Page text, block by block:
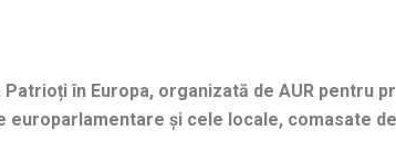
Patrioți în Europa, organizată de AUR pentru
europarlamentare și cele locale, comasate